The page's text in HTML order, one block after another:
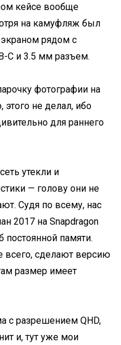
кейсе вообще
на камуфляж был
рядом с
C и 3.5 мм разъем.
фотографии на
не делал, ибо
для раннего
утекли и
— голову они не
Судя по всему, нас
2017 на Snapdragon
постоянной памяти.
всего, сделают версию
размер имеет
с разрешением QHD,
и, тут уже мои